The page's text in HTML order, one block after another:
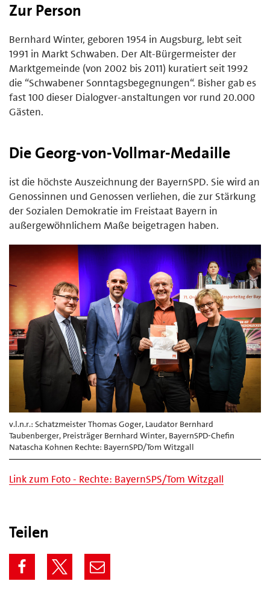
Zur Person
Bernhard Winter, geboren 1954 in Augsburg, lebt seit
1991 in Markt Schwaben. Der Alt-Bürgermeister der
Marktgemeinde (von 2002 bis 2011) kuratiert seit 1992
die “Schwabener Sonntagsbegegnungen“. Bisher gab es
fast 100 dieser Dialogver-anstaltungen vor rund 20.000
Gästen.
Die Georg-von-Vollmar-Medaille
ist die höchste Auszeichnung der BayernSPD. Sie wird an
Genossinnen und Genossen verliehen, die zur Stärkung
der Sozialen Demokratie im Freistaat Bayern in
außergewöhnlichem Maße beigetragen haben.
v.l.n.r.: Schatzmeister Thomas Goger, Laudator Bernhard
Taubenberger, Preisträger Bernhard Winter, BayernSPD-Chefin
Natascha Kohnen Rechte: BayernSPD/Tom Witzgall
Link zum Foto - Rechte: BayernSPS/Tom Witzgall
Teilen